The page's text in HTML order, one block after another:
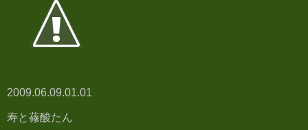
2009.06.09.01.01
寿と蓚酸たん